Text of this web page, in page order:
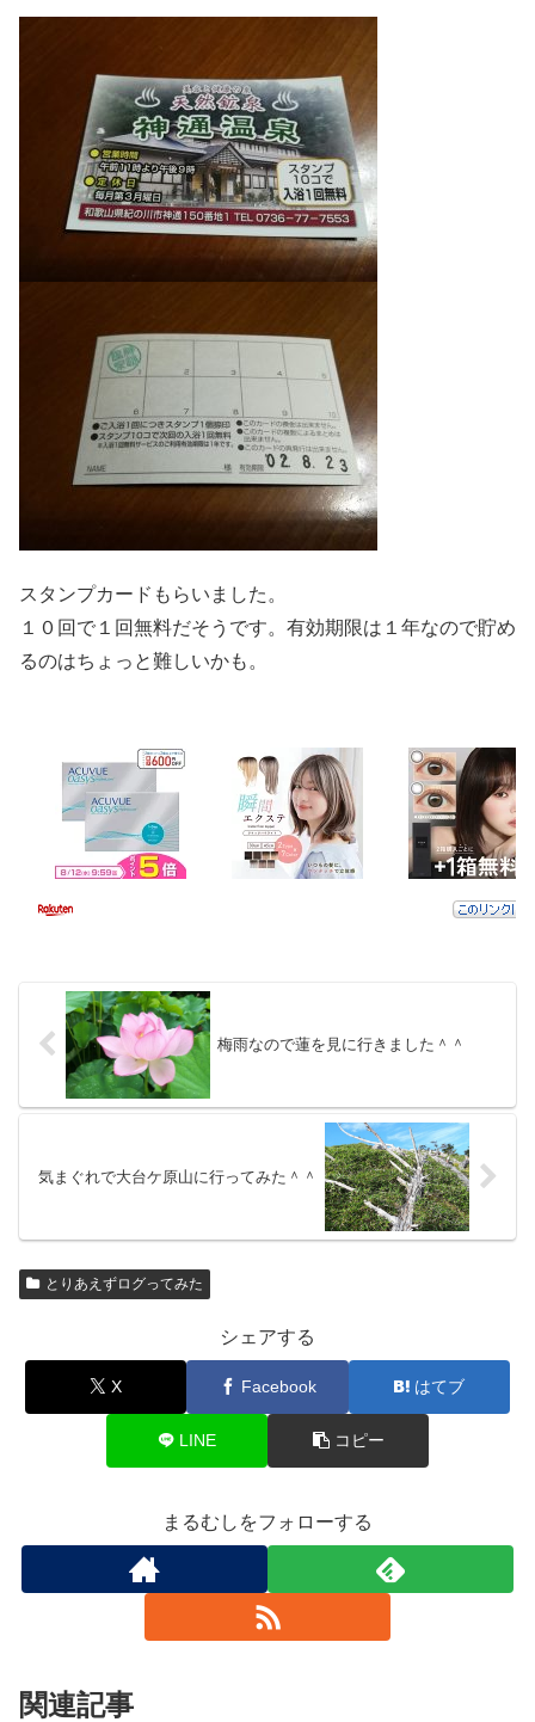
スタンプカードもらいました。
１０回で１回無料だそうです。有効期限は１年なので貯め
るのはちょっと難しいかも。
梅雨なので蓮を見に行きました＾＾
気まぐれで大台ケ原山に行ってみた＾＾
とりあえずログってみた
シェアする
X Facebook はてブ
LINE コピー
まるむしをフォローする
関連記事